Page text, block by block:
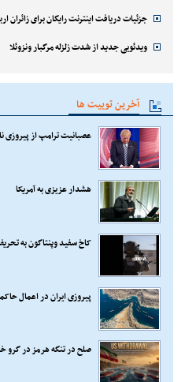
جزئیات دریافت اینترنت رایگان برای زائران
ویدئویی جدید از شدت زلزله مرگبار ونزوئلا
آخرین توییت ها
عصبانیت ترامپ از پیروزی
هشدار عزیزی به آمریکا
کاخ سفید وپنتاگون به
پیروزی ایران در اعمال
صلح در تنگه هرمز در گرو